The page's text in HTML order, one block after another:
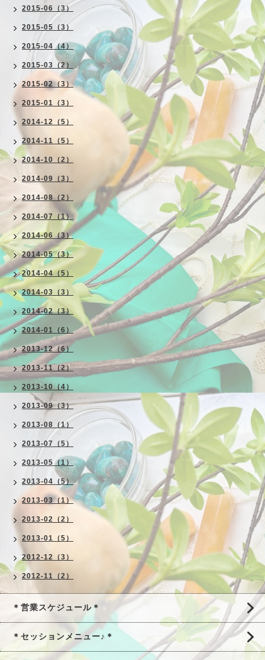
2015-06（3）
2015-05（3）
2015-04（4）
2015-03（2）
2015-02（3）
2015-01（3）
2014-12（5）
2014-11（5）
2014-10（2）
2014-09（3）
2014-08（2）
2014-07（1）
2014-06（3）
2014-05（3）
2014-04（5）
2014-03（3）
2014-02（3）
2014-01（6）
2013-12（6）
2013-11（2）
2013-10（4）
2013-09（3）
2013-08（1）
2013-07（5）
2013-05（1）
2013-04（5）
2013-03（1）
2013-02（2）
2013-01（5）
2012-12（3）
2012-11（2）
＊営業スケジュール＊
＊セッションメニュー♪＊